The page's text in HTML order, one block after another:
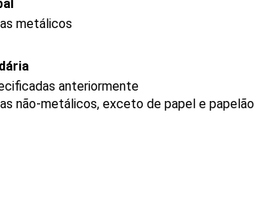
metálicos
anteriormente
não-metálicos, exceto de papel e papelão